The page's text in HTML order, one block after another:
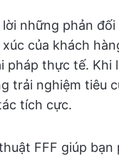
những phản đối
của khách
pháp thực tế. Khi
trải nghiệm tiêu
tích cực.
FFF giúp